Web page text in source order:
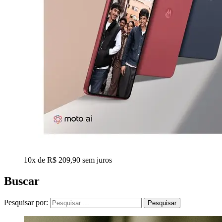
10x de R$ 209,90 sem juros
Buscar
Pesquisar por: